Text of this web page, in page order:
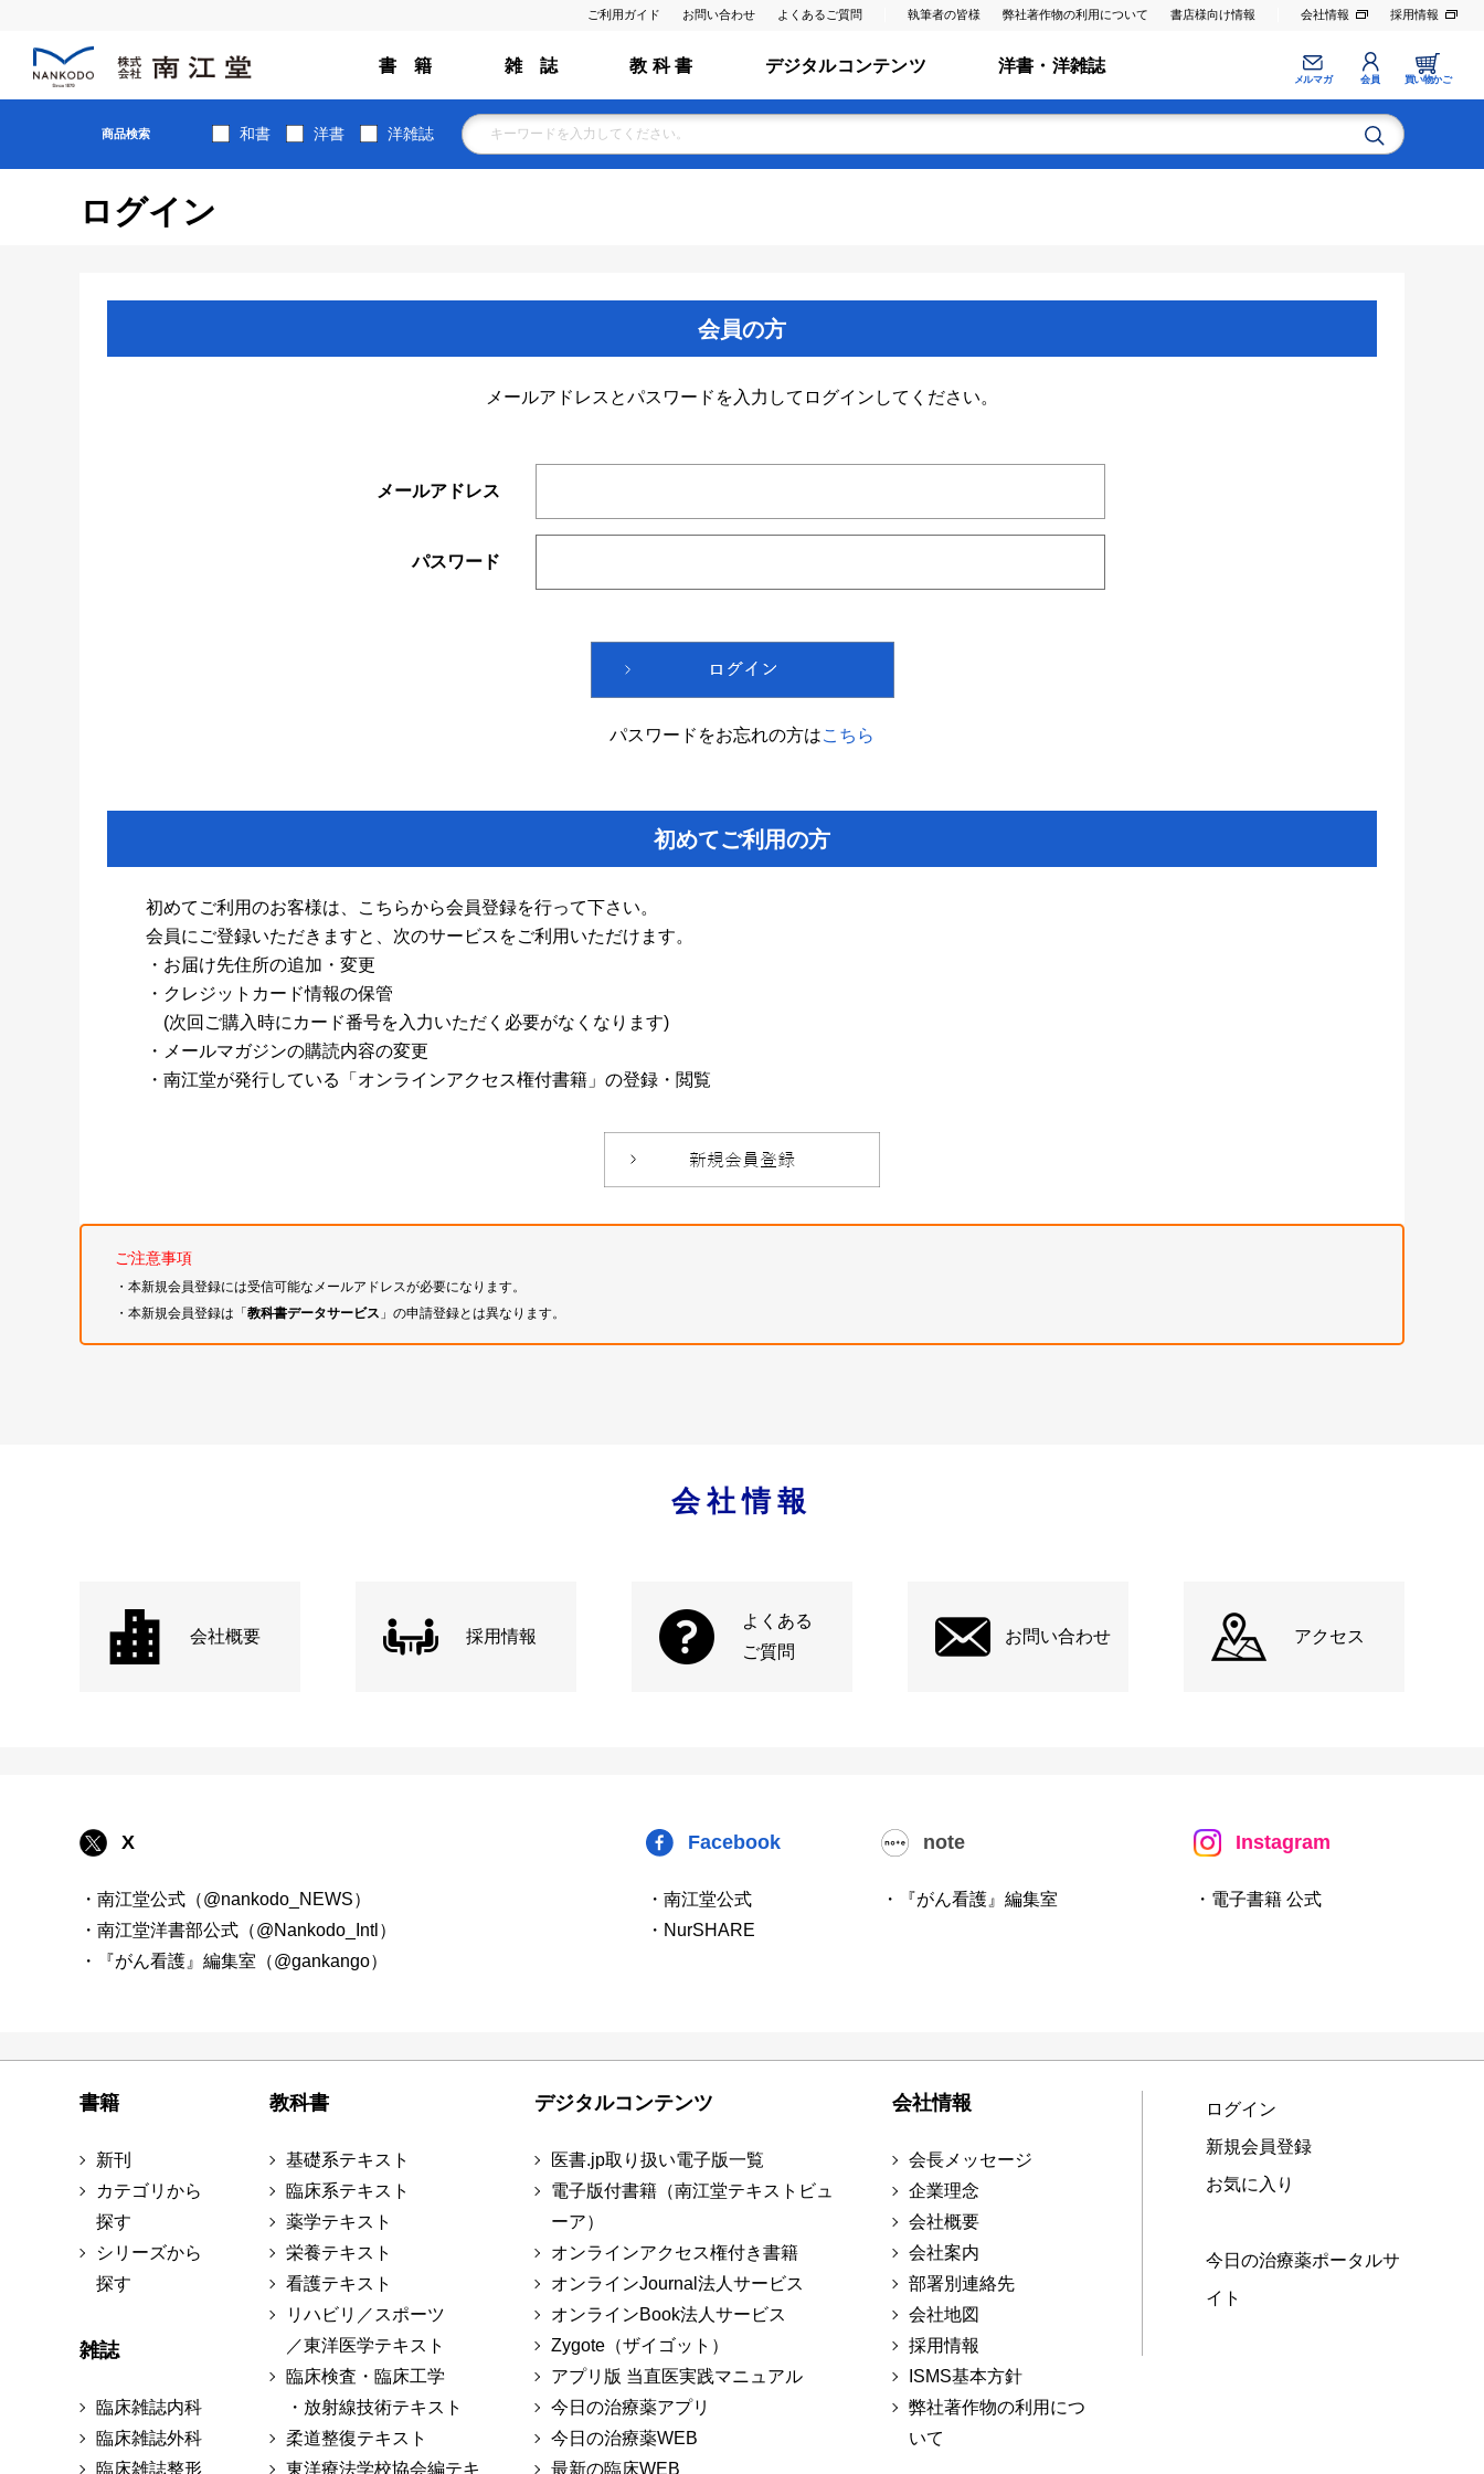
ご利用ガイド お問い合わせ よくあるご質問 執筆者の皆様 弊社著作物の利用について 書店様向け情報 会社情報 採用情報
書 籍 雑 誌 教 科 書 デジタルコンテンツ 洋書・洋雑誌
メルマガ 会員 買い物かご
商品検索 和書 洋書 洋雑誌
ログイン
会員の方
メールアドレスとパスワードを入力してログインしてください。
メールアドレス
パスワード
パスワードをお忘れの方はこちら
初めてご利用の方
初めてご利用のお客様は、こちらから会員登録を行って下さい。
会員にご登録いただきますと、次のサービスをご利用いただけます。
・お届け先住所の追加・変更
・クレジットカード情報の保管
(次回ご購入時にカード番号を入力いただく必要がなくなります)
・メールマガジンの購読内容の変更
・南江堂が発行している「オンラインアクセス権付書籍」の登録・閲覧
ご注意事項
・本新規会員登録には受信可能なメールアドレスが必要になります。
・本新規会員登録は「教科書データサービス 」の申請登録とは異なります。
会社情報
会社概要 採用情報
よくある
ご質問
お問い合わせ アクセス
X
・南江堂公式（@nankodo_NEWS）
・南江堂洋書部公式（@Nankodo_Intl）
・『がん看護』編集室（@gankango）
Facebook
・南江堂公式
・NurSHARE
note
・『がん看護』編集室
Instagram
・電子書籍 公式
書籍
新刊
カテゴリから
探す
シリーズから
探す
雑誌
臨床雑誌内科
臨床雑誌外科
臨床雑誌整形
教科書
基礎系テキスト
臨床系テキスト
薬学テキスト
栄養テキスト
看護テキスト
リハビリ／スポーツ
／東洋医学テキスト
臨床検査・臨床工学
・放射線技術テキスト
柔道整復テキスト
東洋療法学校協会編テキ
デジタルコンテンツ
医書.jp取り扱い電子版一覧
電子版付書籍（南江堂テキストビュ
ーア）
オンラインアクセス権付き書籍
オンラインJournal法人サービス
オンラインBook法人サービス
Zygote（ザイゴット）
アプリ版 当直医実践マニュアル
今日の治療薬アプリ
今日の治療薬WEB
最新の臨床WEB
会社情報
会長メッセージ
企業理念
会社概要
会社案内
部署別連絡先
会社地図
採用情報
ISMS基本方針
弊社著作物の利用につ
いて
ログイン
新規会員登録
お気に入り
今日の治療薬ポータルサ
イト